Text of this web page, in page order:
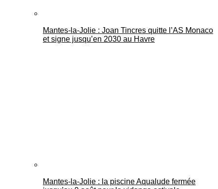
Mantes-la-Jolie : Joan Tincres quitte l’AS Monaco
et signe jusqu’en 2030 au Havre
Mantes-la-Jolie : la piscine Aqualude fermée